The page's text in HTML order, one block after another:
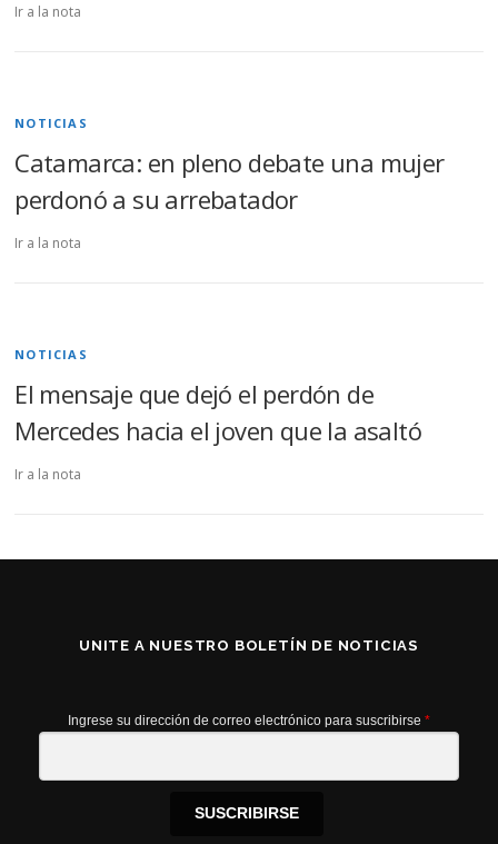
Ir a la nota
NOTICIAS
Catamarca: en pleno debate una mujer
perdonó a su arrebatador
Ir a la nota
NOTICIAS
El mensaje que dejó el perdón de
Mercedes hacia el joven que la asaltó
Ir a la nota
UNITE A NUESTRO BOLETÍN DE NOTICIAS
Ingrese su dirección de correo electrónico para suscribirse *
SUSCRIBIRSE